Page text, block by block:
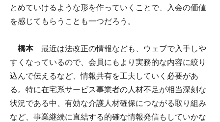
とめていけるような形を作っていくことで、入会の価値
を感じてもらうことも一つだろう。
橋本最近は法改正の情報なども、ウェブで入手しや
すくなっているので、会員にもより実務的な内容に絞り
込んで伝えるなど、情報共有を工夫していく必要があ
る。特に在宅系サービス事業者の人材不足が相当深刻な
状況である中、有効な介護人材確保につながる取り組み
など、事業継続に直結する的確な情報発信もしていかな